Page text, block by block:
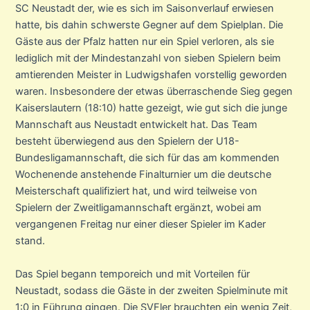
SC Neustadt der, wie es sich im Saisonverlauf erwiesen
hatte, bis dahin schwerste Gegner auf dem Spielplan. Die
Gäste aus der Pfalz hatten nur ein Spiel verloren, als sie
lediglich mit der Mindestanzahl von sieben Spielern beim
amtierenden Meister in Ludwigshafen vorstellig geworden
waren. Insbesondere der etwas überraschende Sieg gegen
Kaiserslautern (18:10) hatte gezeigt, wie gut sich die junge
Mannschaft aus Neustadt entwickelt hat. Das Team
besteht überwiegend aus den Spielern der U18-
Bundesligamannschaft, die sich für das am kommenden
Wochenende anstehende Finalturnier um die deutsche
Meisterschaft qualifiziert hat, und wird teilweise von
Spielern der Zweitligamannschaft ergänzt, wobei am
vergangenen Freitag nur einer dieser Spieler im Kader
stand.
Das Spiel begann temporeich und mit Vorteilen für
Neustadt, sodass die Gäste in der zweiten Spielminute mit
1:0 in Führung gingen. Die SVFler brauchten ein wenig Zeit,